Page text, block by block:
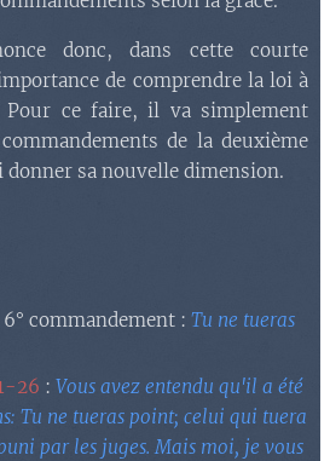
donc, dans cette courte
de comprendre la loi à
Pour ce faire, il va simplement
de la deuxième
sa nouvelle dimension.
6° commandement : Tu ne tueras
26 : Vous avez entendu qu'il a été
Tu ne tueras point; celui qui tuera
par les juges. Mais moi, je vous